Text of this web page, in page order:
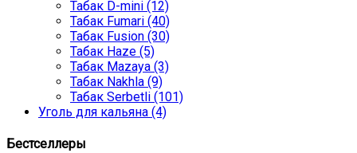
Табак D-mini (12)
Табак Fumari (40)
Табак Fusion (30)
Табак Haze (5)
Табак Mazaya (3)
Табак Nakhla (9)
Табак Serbetli (101)
Уголь для кальяна (4)
Бестселлеры